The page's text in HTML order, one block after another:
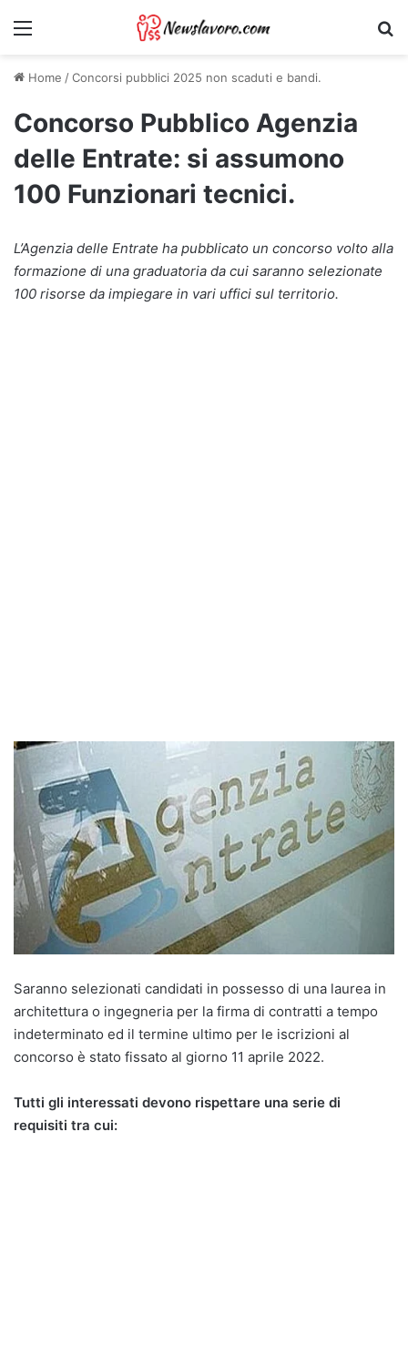
Menu
Home /Concorsi pubblici 2025 non scaduti e bandi.
Concorso Pubblico Agenzia
delle Entrate: si assumono
100 Funzionari tecnici.
L’Agenzia delle Entrate ha pubblicato un concorso volto alla
formazione di una graduatoria da cui saranno selezionate
100 risorse da impiegare in vari uffici sul territorio.
Saranno selezionati candidati in possesso di una laurea in
architettura o ingegneria per la firma di contratti a tempo
indeterminato ed il termine ultimo per le iscrizioni al
concorso è stato fissato al giorno 11 aprile 2022.
Tutti gli interessati devono rispettare una serie di
requisiti tra cui: